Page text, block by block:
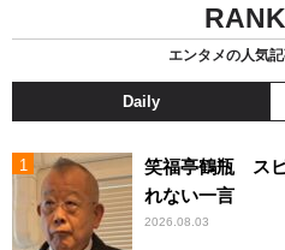
エンタメの人気
Daily
笑福亭鶴瓶 ス
れない一言
2026.08.03